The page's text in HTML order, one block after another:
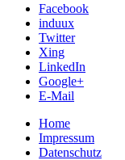
Facebook
induux
Twitter
Xing
LinkedIn
Google+
E-Mail
Home
Impressum
Datenschutz